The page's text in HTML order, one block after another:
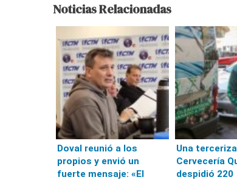
Noticias Relacionadas
Doval reunió a los
propios y envió un
fuerte mensaje: «El
Una
Cervecería
despidió 220